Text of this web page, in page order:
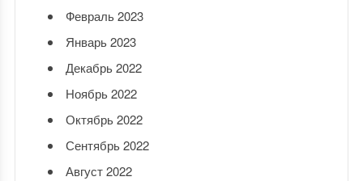
Февраль 2023
Январь 2023
Декабрь 2022
Ноябрь 2022
Октябрь 2022
Сентябрь 2022
Август 2022